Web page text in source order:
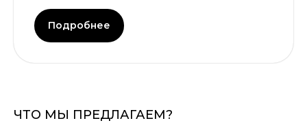
Подробнее
ЧТО МЫ ПРЕДЛАГАЕМ?